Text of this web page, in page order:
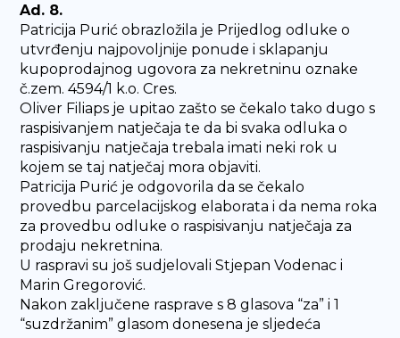
Ad. 8.
Patricija Purić obrazložila je Prijedlog odluke o
utvrđenju najpovoljnije ponude i sklapanju
kupoprodajnog ugovora za nekretninu oznake
č.zem. 4594/1 k.o. Cres.
Oliver Filiaps je upitao zašto se čekalo tako dugo s
raspisivanjem natječaja te da bi svaka odluka o
raspisivanju natječaja trebala imati neki rok u
kojem se taj natječaj mora objaviti.
Patricija Purić je odgovorila da se čekalo
provedbu parcelacijskog elaborata i da nema roka
za provedbu odluke o raspisivanju natječaja za
prodaju nekretnina.
U raspravi su još sudjelovali Stjepan Vodenac i
Marin Gregorović.
Nakon zaključene rasprave s 8 glasova “za” i 1
“suzdržanim” glasom donesena je sljedeća